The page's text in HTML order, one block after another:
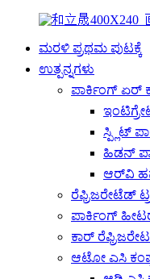
ಮರಳಿ ಪ್ರಥಮ ಪುಟಕ್ಕೆ
ಉತ್ಪನ್ನಗಳು
ಪಾರ್ಕಿಂಗ್ ಏರ್
ಸ್ಪ್ಲಿಟ್
ಹಿಡನ್
ಆರ್‌ವಿ
ರೆಫ್ರಿಜರೇಟೆಡ್
ಪಾರ್ಕಿಂಗ್
ಕಾರ್
ಆಟೋ ಎಸಿ